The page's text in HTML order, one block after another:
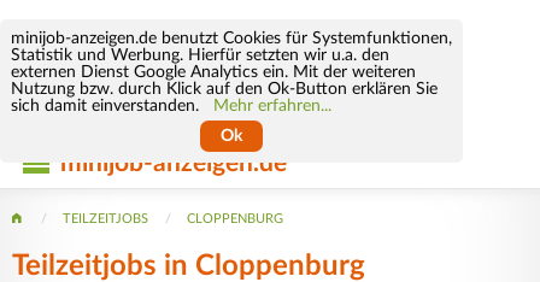
minijob-anzeigen.de benutzt Cookies für Systemfunktionen,
Statistik und Werbung. Hierfür setzten wir u.a. den
externen Dienst Google Analytics ein. Mit der weiteren
Nutzung bzw. durch Klick auf den Ok-Button erklären Sie
sich damit einverstanden.
Mehr erfahren...
Ok
minijob-anzeigen.de
TEILZEITJOBS CLOPPENBURG
Teilzeitjobs in Cloppenburg